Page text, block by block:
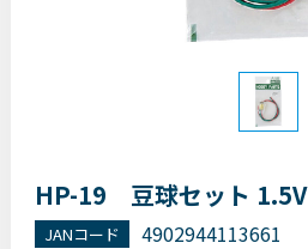
HP-19 豆球セット 1.5V
JANコード
4902944113661